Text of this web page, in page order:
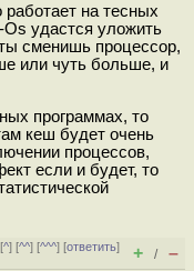
на тесных
Os удастся уложить
сменишь процессор,
или чуть больше, и
программах, то
кеш будет очень
процессов,
если и будет, то
^] [^^] [^^^] [ответить]
+ / –